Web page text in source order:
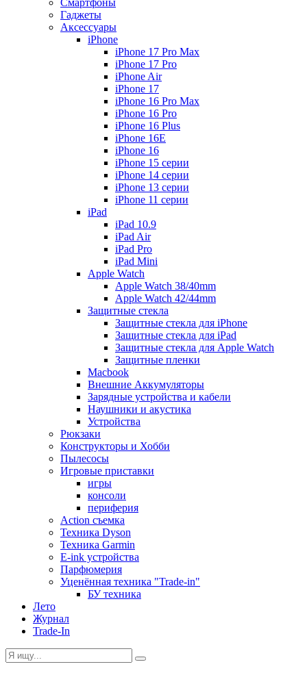
Смартфоны
Гаджеты
Аксессуары
iPhone
iPhone 17 Pro Max
iPhone 17 Pro
iPhone Air
iPhone 17
iPhone 16 Pro Max
iPhone 16 Pro
iPhone 16 Plus
iPhone 16E
iPhone 16
iPhone 15 серии
iPhone 14 серии
iPhone 13 серии
iPhone 11 серии
iPad
iPad 10.9
iPad Air
iPad Pro
iPad Mini
Apple Watch
Apple Watch 38/40mm
Apple Watch 42/44mm
Защитные стекла
Защитные стекла для iPhone
Защитные стекла для iPad
Защитные стекла для Apple Watch
Защитные пленки
Macbook
Внешние Аккумуляторы
Зарядные устройства и кабели
Наушники и акустика
Устройства
Рюкзаки
Конструкторы и Хобби
Пылесосы
Игровые приставки
игры
консоли
периферия
Action съемка
Техника Dyson
Техника Garmin
E-ink устройства
Парфюмерия
Уценённая техника "Trade-in"
БУ техника
Лето
Журнал
Trade-In